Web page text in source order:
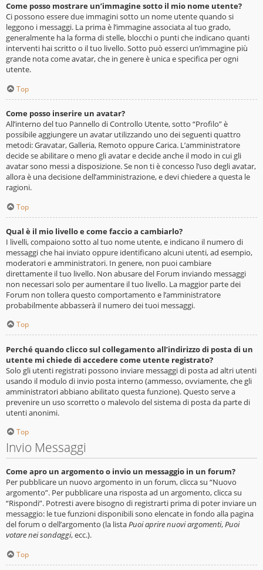
Come posso mostrare un’immagine sotto il mio nome utente?
Ci possono essere due immagini sotto un nome utente quando si
leggono i messaggi. La prima è l’immagine associata al tuo grado,
generalmente ha la forma di stelle, blocchi o punti che indicano quanti
interventi hai scritto o il tuo livello. Sotto può esserci un’immagine più
grande nota come avatar, che in genere è unica e specifica per ogni
utente.
Top
Come posso inserire un avatar?
All’interno del tuo Pannello di Controllo Utente, sotto “Profilo” è
possibile aggiungere un avatar utilizzando uno dei seguenti quattro
metodi: Gravatar, Galleria, Remoto oppure Carica. L’amministratore
decide se abilitare o meno gli avatar e decide anche il modo in cui gli
avatar sono messi a disposizione. Se non ti è concesso l’uso degli avatar,
allora è una decisione dell’amministrazione, e devi chiedere a questa le
ragioni.
Top
Qual è il mio livello e come faccio a cambiarlo?
I livelli, compaiono sotto al tuo nome utente, e indicano il numero di
messaggi che hai inviato oppure identificano alcuni utenti, ad esempio,
moderatori e amministratori. In genere, non puoi cambiare
direttamente il tuo livello. Non abusare del Forum inviando messaggi
non necessari solo per aumentare il tuo livello. La maggior parte dei
Forum non tollera questo comportamento e l’amministratore
probabilmente abbasserà il numero dei tuoi messaggi.
Top
Perché quando clicco sul collegamento all’indirizzo di posta di un
utente mi chiede di accedere come utente registrato?
Solo gli utenti registrati possono inviare messaggi di posta ad altri utenti
usando il modulo di invio posta interno (ammesso, ovviamente, che gli
amministratori abbiano abilitato questa funzione). Questo serve a
prevenire un uso scorretto o malevolo del sistema di posta da parte di
utenti anonimi.
Top
Invio Messaggi
Come apro un argomento o invio un messaggio in un forum?
Per pubblicare un nuovo argomento in un forum, clicca su “Nuovo
argomento”. Per pubblicare una risposta ad un argomento, clicca su
“Rispondi”. Potresti avere bisogno di registrarti prima di poter inviare un
messaggio: le tue funzioni disponibili sono elencate in fondo alla pagina
del forum o dell’argomento (la listaPuoi aprire nuovi argomenti,Puoi
votare nei sondaggi, ecc.).
Top